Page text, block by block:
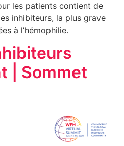
les patients contient de
inhibiteurs, la plus grave
à l’hémophilie.
| Sommet